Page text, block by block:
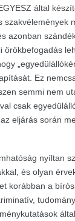
által
szakvélemények
azonban
örökbefogadás
Ez
semmi nem
csak
eljárás során
nyíltan
és olyan
korábban a